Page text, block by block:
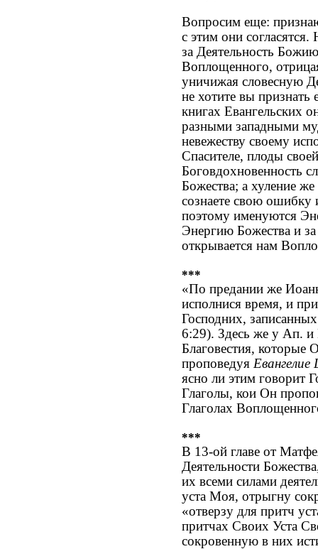
Вопросим еще:
с этим они
за Деятельность
Воплощенного,
уничижая словесную
не хотите вы признать
книгах Евангельских
разными западными
невежеству своему
Спасителе, плоды
Боговдохновенность
Божества; а хуление
сознаете свою ошибку
поэтому именуются
Энергию Божества и
открывается нам
***
«По предании же
исполнися время, и
Господних,
6:29). Здесь же у Ап. и
Благовестия, которые
проповедуя
ясно ли этим говорит
Глаголы, кои Он
Глаголах
***
В 13-ой главе от
Деятельности
их всеми силами
уста Моя, отрыгну
«отверзу для притч
притчах Своих Уста
сокровенную в них